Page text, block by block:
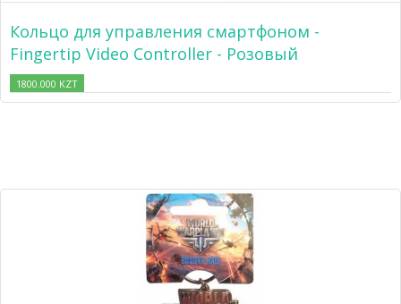
Кольцо для управления смартфоном -
Fingertip Video Controller - Розовый
1800.000 KZT